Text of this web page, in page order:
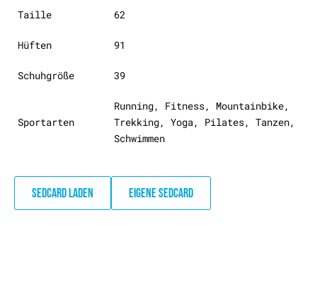
Taille 62
Hüften 91
Schuhgröße 39
Sportarten
Running, Fitness, Mountainbike,
Trekking, Yoga, Pilates, Tanzen,
Schwimmen
SEDCARD LADEN EIGENE SEDCARD